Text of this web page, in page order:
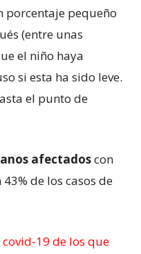
porcentaje pequeño
(entre unas
el niño haya
si esta ha sido leve.
el punto de
afectadoscon
de los casos de
19 de los que